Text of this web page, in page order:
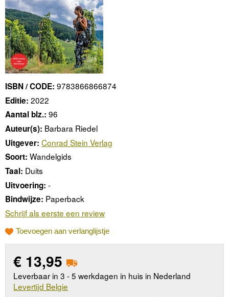
ISBN / CODE: 9783866866874
Editie: 2022
Aantal blz.: 96
Auteur(s): Barbara Riedel
Uitgever: Conrad Stein Verlag
Soort: Wandelgids
Taal: Duits
Uitvoering: -
Bindwijze: Paperback
Schrijf als eerste een review
Toevoegen aan verlanglijstje
€ 13,95
Leverbaar in 3 - 5 werkdagen in huis in Nederland
Levertijd Belgie